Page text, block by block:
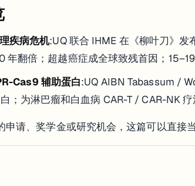
疾病危机:UQ 联合 IHME 在《柳叶刀》
年翻倍；超越癌症成全球致残首因；
Cas9 辅助蛋白:UQ AIBN Tabassum /
；为淋巴瘤和白血病 CAR-T / CAR-NK
申请、奖学金或研究机会，这篇可以直接